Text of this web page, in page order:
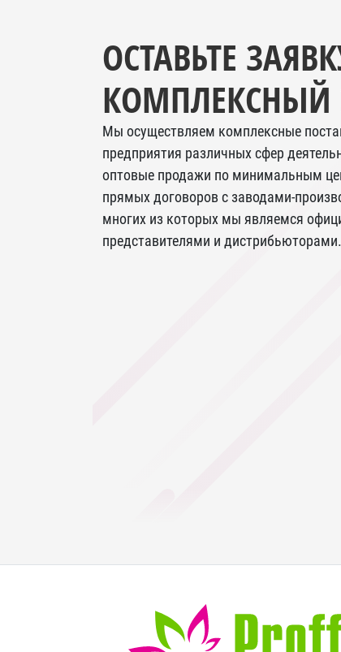
ОСТАВЬТЕ
КОМПЛЕКСНЫЙ
Мы осуществляем комплексные
предприятия различных сфер
оптовые продажи по минимальным
прямых договоров с заводами-
многих из которых мы являемся
представителями и дистрибьюторами.